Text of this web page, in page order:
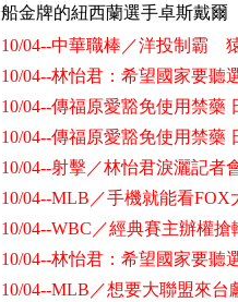
船金牌的紐西蘭選手卓斯戴爾
10/04--中華職棒／洋投制霸
10/04--林怡君：希望國家要聽
10/04--傳福原愛豁免使用禁藥
10/04--傳福原愛豁免使用禁藥
10/04--射擊／林怡君淚灑記
10/04--MLB／手機就能看FOX
10/04--WBC／經典賽主辦權
10/04--林怡君：希望國家要聽
10/04--MLB／想要大聯盟來